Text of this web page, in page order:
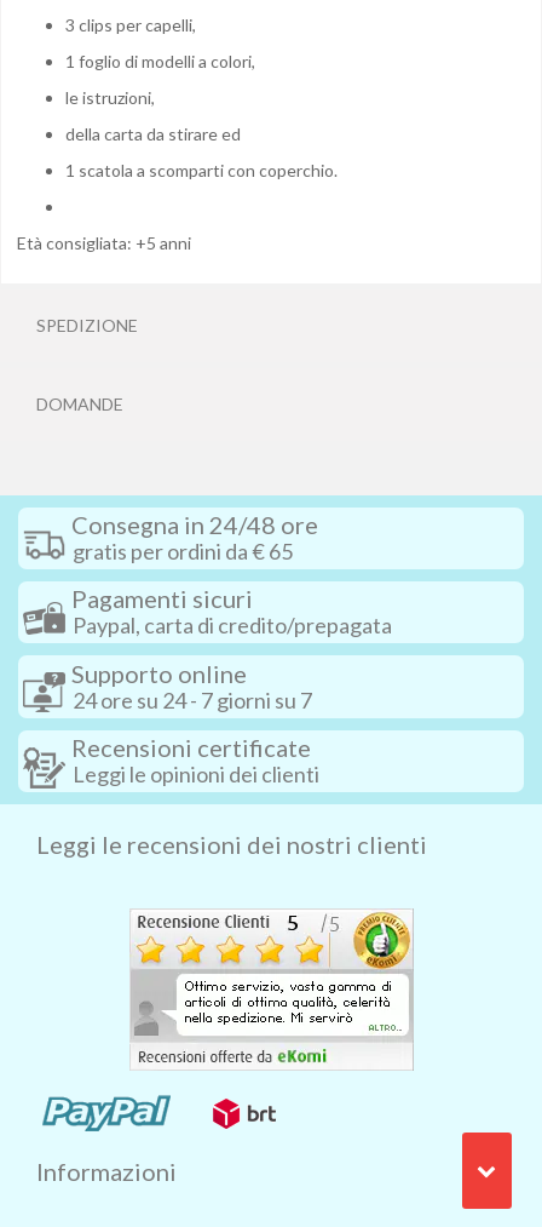
3 clips per capelli,
1 foglio di modelli a colori,
le istruzioni,
della carta da stirare ed
1 scatola a scomparti con coperchio.
Età consigliata: +5 anni
SPEDIZIONE
DOMANDE
Consegna in 24/48 ore
gratis per ordini da € 65
Pagamenti sicuri
Paypal, carta di credito/prepagata
Supporto online
24 ore su 24 - 7 giorni su 7
Recensioni certificate
Leggi le opinioni dei clienti
Leggi le recensioni dei nostri clienti
Informazioni